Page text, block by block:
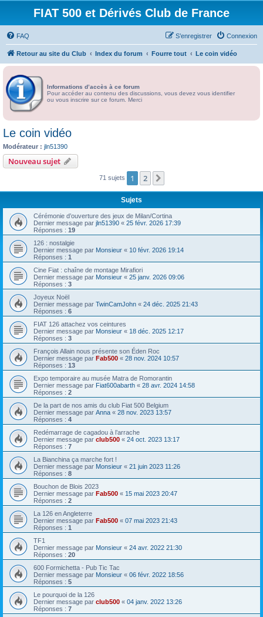
FIAT 500 et Dérivés Club de France
FAQ Connexion
S’enregistrer
Retour au site du Club Index du forum Fourre tout Le coin vidéo
Informations d’accès à ce forum
Pour accéder au contenu des discussions, vous devez vous identifier
ou vous inscrire sur ce forum. Merci
Le coin vidéo
Modérateur : jln51390
Nouveau sujet
71 sujets 1 2
Sujets
Cérémonie d’ouverture des jeux de Milan/Cortina
Dernier message par jln51390 « 25 févr. 2026 17:39
Réponses : 19
126 : nostalgie
Dernier message par Monsieur « 10 févr. 2026 19:14
Réponses : 1
Cine Fiat : chaîne de montage Mirafiori
Dernier message par Monsieur « 25 janv. 2026 09:06
Réponses : 3
Joyeux Noël
Dernier message par TwinCamJohn « 24 déc. 2025 21:43
Réponses : 6
FIAT 126 attachez vos ceintures
Dernier message par Monsieur « 18 déc. 2025 12:17
Réponses : 3
François Allain nous présente son Éden Roc
Dernier message par Fab500 « 28 nov. 2024 10:57
Réponses : 13
Expo temporaire au musée Matra de Romorantin
Dernier message par Fiat600abarth « 28 avr. 2024 14:58
Réponses : 2
De la part de nos amis du club Fiat 500 Belgium
Dernier message par Anna « 28 nov. 2023 13:57
Réponses : 4
Redémarrage de cagadou à l’arrache
Dernier message par club500 « 24 oct. 2023 13:17
Réponses : 7
La Bianchina ça marche fort !
Dernier message par Monsieur « 21 juin 2023 11:26
Réponses : 8
Bouchon de Blois 2023
Dernier message par Fab500 « 15 mai 2023 20:47
Réponses : 2
La 126 en Angleterre
Dernier message par Fab500 « 07 mai 2023 21:43
Réponses : 1
TF1
Dernier message par Monsieur « 24 avr. 2022 21:30
Réponses : 20
600 Formichetta - Pub Tic Tac
Dernier message par Monsieur « 06 févr. 2022 18:56
Réponses : 5
Le pourquoi de la 126
Dernier message par club500 « 04 janv. 2022 13:26
Réponses : 7